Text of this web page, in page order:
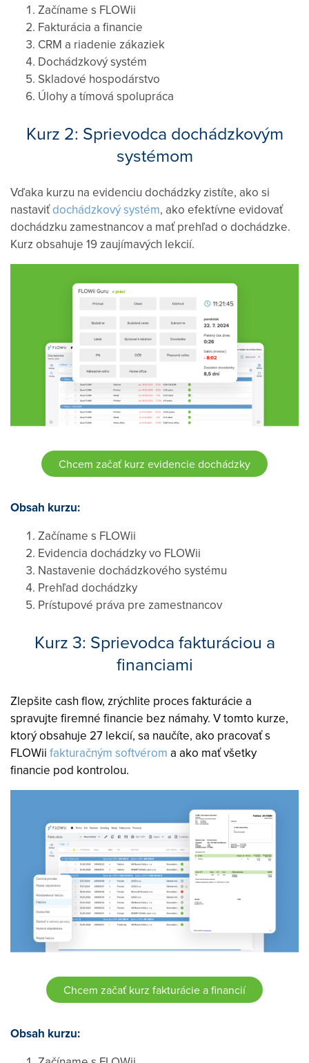
Začíname s FLOWii
Fakturácia a financie
CRM a riadenie zákaziek
Dochádzkový systém
Skladové hospodárstvo
Úlohy a tímová spolupráca
Kurz 2: Sprievodca dochádzkovým
systémom
Vďaka kurzu na evidenciu dochádzky zistíte, ako si
nastaviťdochádzkový systém, ako efektívne evidovať
dochádzku zamestnancov a mať prehľad o dochádzke.
Kurz obsahuje 19 zaujímavých lekcií.
Chcem začať kurz evidencie dochádzky
Obsah kurzu:
Začíname s FLOWii
Evidencia dochádzky vo FLOWii
Nastavenie dochádzkového systému
Prehľad dochádzky
Prístupové práva pre zamestnancov
Kurz 3: Sprievodca fakturáciou a
financiami
Zlepšite cash flow, zrýchlite proces fakturácie a
spravujte firemné financie bez námahy. V tomto kurze,
ktorý obsahuje 27 lekcií, sa naučíte, ako pracovať s
FLOWii fakturačným softvérom a ako mať všetky
financie pod kontrolou.
Chcem začať kurz fakturácie a financií
Obsah kurzu: